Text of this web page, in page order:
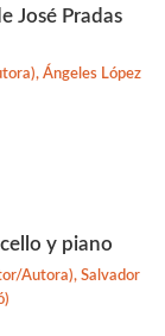
José Pradas
Ángeles López
y piano
Autora), Salvador